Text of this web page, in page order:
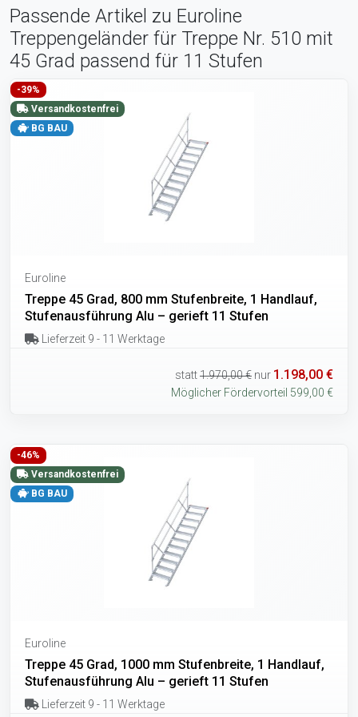
Passende Artikel zu Euroline
Treppengeländer für Treppe Nr. 510 mit
45 Grad passend für 11 Stufen
-39%
Versandkostenfrei
BG BAU
Euroline
Treppe 45 Grad, 800 mm Stufenbreite, 1 Handlauf,
Stufenausführung Alu – gerieft 11 Stufen
Lieferzeit 9 - 11 Werktage
statt1.970,00 € nur 1.198,00 €
Möglicher Fördervorteil 599,00 €
-46%
Versandkostenfrei
BG BAU
Euroline
Treppe 45 Grad, 1000 mm Stufenbreite, 1 Handlauf,
Stufenausführung Alu – gerieft 11 Stufen
Lieferzeit 9 - 11 Werktage